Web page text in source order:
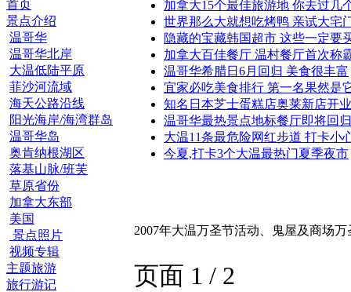
首页
景点介绍
温哥华
温哥华北岸
大温低陆平原
菲沙河流域
海天公路沿线
阳光海岸/海湾群岛
温哥华岛
奥肯纳根湖区
落基山脉/班芙
草原省份
加拿大东部
美国
景点照片
视频专辑
主题旅游
旅行游记
加拿大15个最佳旅游地 你去过几
世界那么大就想吃烤鸭 亲试大宅
隐藏的宝藏韩国超市 这些一定要
加拿大百佳餐厅 温村餐厅首次称
温哥华希腊日6月回归 美食很丰富
宜家必吃美食排行 第一名果然是
知名日本芝士蛋糕店奥莱新店开业
温哥华最热景点地标餐厅即将回归
大温11条最危险网红步道 打卡小
今夏,打卡3个大温最热门夏季夜市
2007年大温万圣节活动、鬼屋及商场
页面 1 / 2